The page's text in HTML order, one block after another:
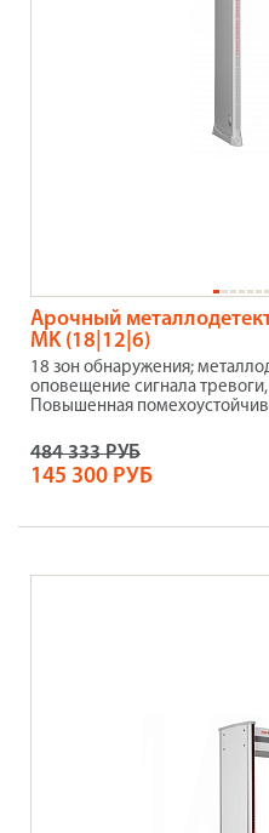
Арочный
MK (18|12|6)
18 зон обнаружения;
оповещение сигнала тревоги,
Повышенная
484 333 РУБ
145 300 РУБ